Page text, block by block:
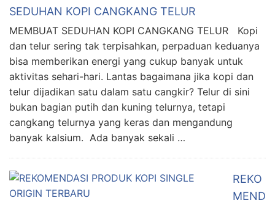
SEDUHAN KOPI CANGKANG TELUR
MEMBUAT SEDUHAN KOPI CANGKANG TELUR Kopi
dan telur sering tak terpisahkan, perpaduan keduanya
bisa memberikan energi yang cukup banyak untuk
aktivitas sehari-hari. Lantas bagaimana jika kopi dan
telur dijadikan satu dalam satu cangkir? Telur di sini
bukan bagian putih dan kuning telurnya, tetapi
cangkang telurnya yang keras dan mengandung
banyak kalsium. Ada banyak sekali …
REKO
MEND